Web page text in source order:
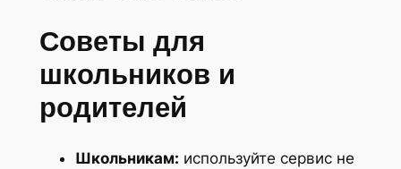
Советы для
школьников и
родителей
Школьникам: используйте сервис не